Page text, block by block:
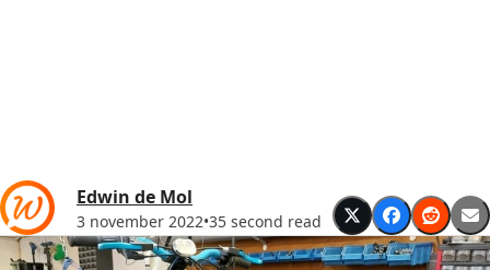
Edwin de Mol
3 november 2022•35 second read